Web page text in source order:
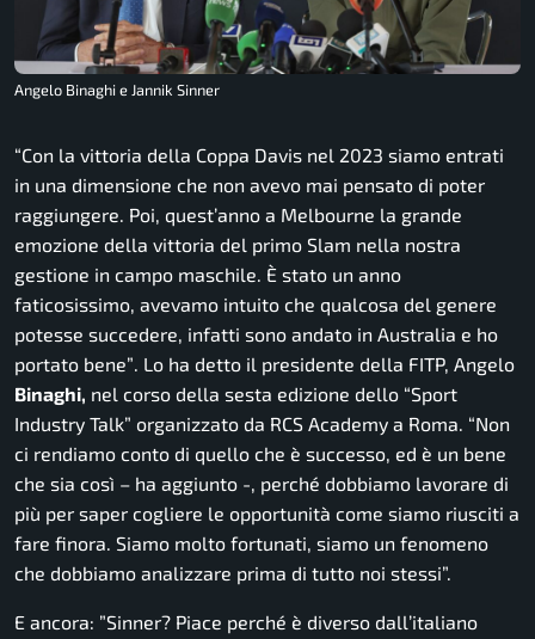
Angelo Binaghi e Jannik Sinner
“Con la vittoria della Coppa Davis nel 2023 siamo entrati
in una dimensione che non avevo mai pensato di poter
raggiungere. Poi, quest’anno a Melbourne la grande
emozione della vittoria del primo Slam nella nostra
gestione in campo maschile. È stato un anno
faticosissimo, avevamo intuito che qualcosa del genere
potesse succedere, infatti sono andato in Australia e ho
portato bene”. Lo ha detto il presidente della FITP, Angelo
Binaghi, nel corso della sesta edizione dello “Sport
Industry Talk” organizzato da RCS Academy a Roma. “Non
ci rendiamo conto di quello che è successo, ed è un bene
che sia così – ha aggiunto -, perché dobbiamo lavorare di
più per saper cogliere le opportunità come siamo riusciti a
fare finora. Siamo molto fortunati, siamo un fenomeno
che dobbiamo analizzare prima di tutto noi stessi”.
E ancora: ”Sinner? Piace perché è diverso dall’italiano